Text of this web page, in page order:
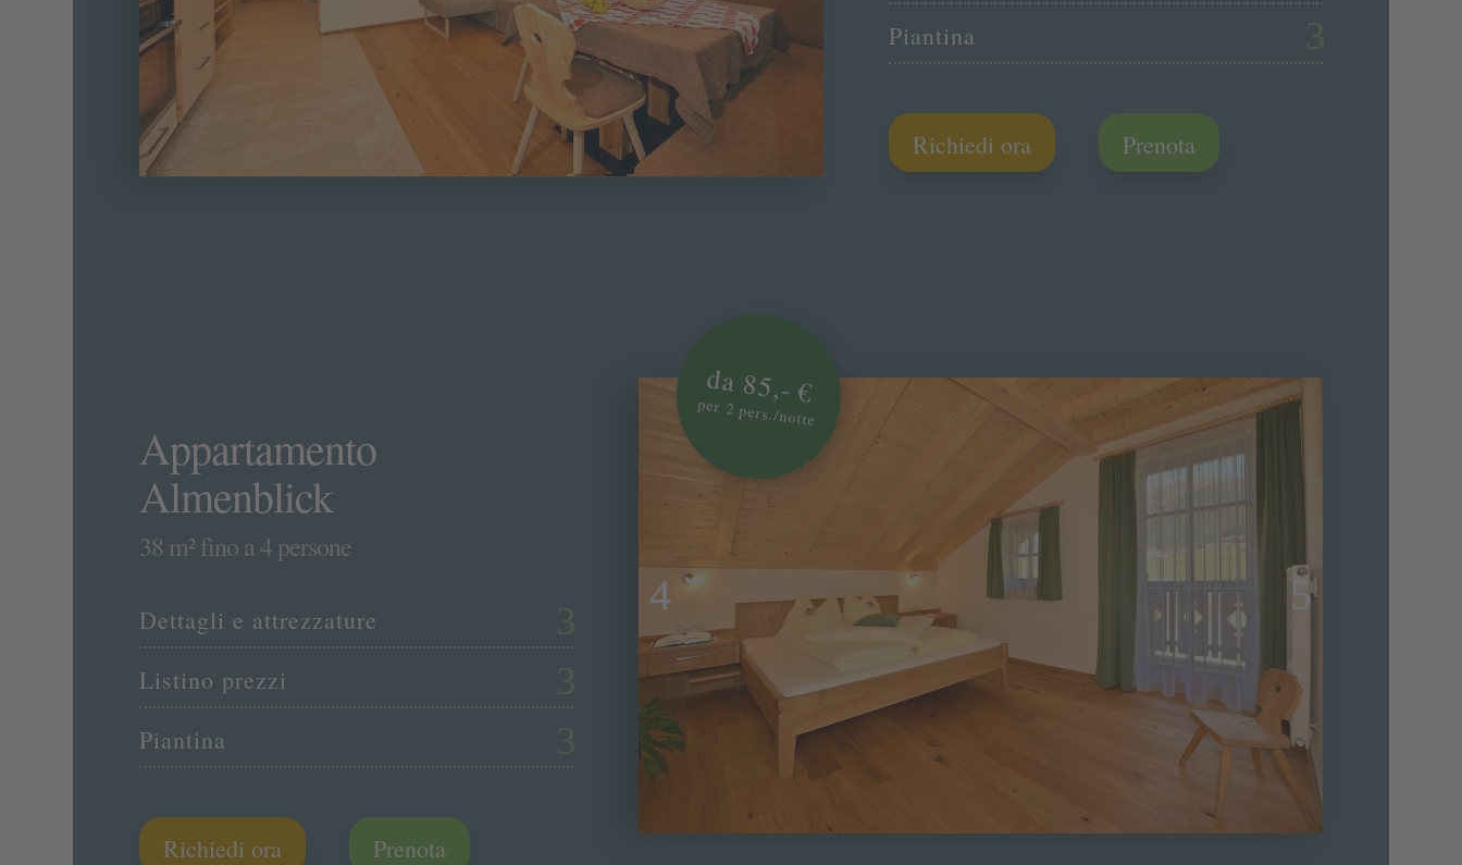
Piantina
Richiedi ora Prenota
Appartamento
Almenblick
38 m² fino a 4 persone
Dettagli e attrezzature
Listino prezzi
Piantina
Richiedi ora Prenota
da 85,- €
per 2 pers./notte